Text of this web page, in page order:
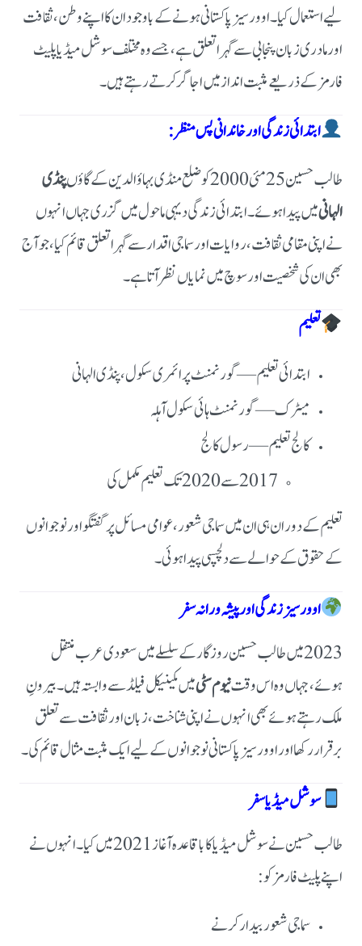
لیے استعمال کیا۔اوورسیز پاکستانی ہونے کے باوجود ان کا اپنے وطن، ثقافت
اور مادری زبان پنجابی سے گہرا تعلق ہے، جسے وہ مختلف سوشل میڈیا پلیٹ
فارمز کے ذریعے مثبت انداز میں اجاگر کرتے رہتے ہیں۔
ابتدائی زندگی اور خاندانی پس منظر:
طالب حسین 25 مئی 2000 کو ضلع منڈی بہاؤالدین کے گاؤں
پنڈی
الہانیمیں پیدا ہوئے۔ابتدائی زندگی دیہی ماحول میں گزری جہاں انہوں
نے اپنی مقامی ثقافت، روایات اور سماجی اقدار سے گہرا تعلق قائم کیا، جو آج
بھی ان کی شخصیت اور سوچ میں نمایاں نظر آتا ہے۔
تعلیم
ابتدائی تعلیم — گورنمنٹ پرائمری سکول، پنڈی الہانی
میٹرک — گورنمنٹ ہائی سکول آہلہ
کالج تعلیم — رسول کالج
2017 سے 2020 تک تعلیم مکمل کی
تعلیم کے دوران ہی ان میں سماجی شعور، عوامی مسائل پر گفتگو اور نوجوانوں
کے حقوق کے حوالے سے دلچسپی پیدا ہوئی۔
اوورسیز زندگی اور پیشہ ورانہ سفر
2023 میں طالب حسین روزگار کے سلسلے میں سعودی عرب منتقل
ہوئے، جہاں وہ اس وقتنیوم سٹیمیں مکینیکل فیلڈ سے وابستہ ہیں۔بیرونِ
ملک رہتے ہوئے بھی انہوں نے اپنی شناخت، زبان اور ثقافت سے تعلق
برقرار رکھا اور اوورسیز پاکستانی نوجوانوں کے لیے ایک مثبت مثال قائم کی۔
سوشل میڈیا سفر
طالب حسین نے سوشل میڈیا کا باقاعدہ آغاز 2021 میں کیا۔انہوں نے
اپنے پلیٹ فارمز کو:
سماجی شعور بیدار کرنے